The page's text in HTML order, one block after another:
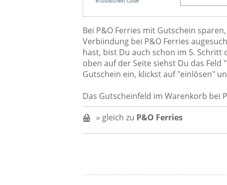
Bei P&O Ferries mit Gutschein
Verbiindung bei P&O Ferries
hast, bist Du auch schon im 5. Schritt
oben auf der Seite siehst Du das
Gutschein ein, klickst auf "einlösen"
Das Gutscheinfeld im Warenkorb bei
» gleich zu P&O Ferries